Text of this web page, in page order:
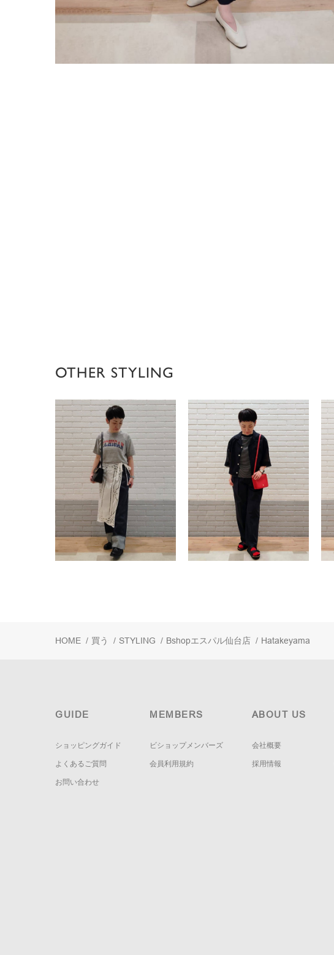
OTHER STYLING
HOME / 買う / STYLING / Bshopエスパル仙台店 / Hatakeyama
GUIDE
ショッピングガイド
よくあるご質問
お問い合わせ
MEMBERS
ビショップメンバーズ
会員利用規約
ABOUT US
会社概要
採用情報